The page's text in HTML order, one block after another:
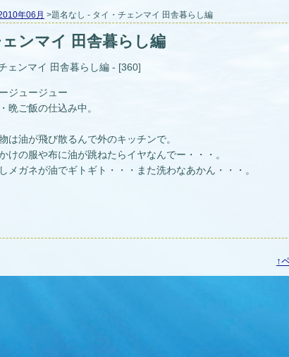
年06月 >題名なし - タイ・チェンマイ 田舎暮らし編
ンマイ 田舎暮らし編
ェンマイ 田舎暮らし編 - [360]
ジュージュー
晩ご飯の仕込み中。
は油が飛び散るんで外のキッチンで。
けの服や布に油が跳ねたらイヤなんでー・・・。
メガネが油でギトギト・・・また洗わなあかん・・・。
↑